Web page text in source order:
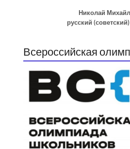
Николай
русский
Всероссийская